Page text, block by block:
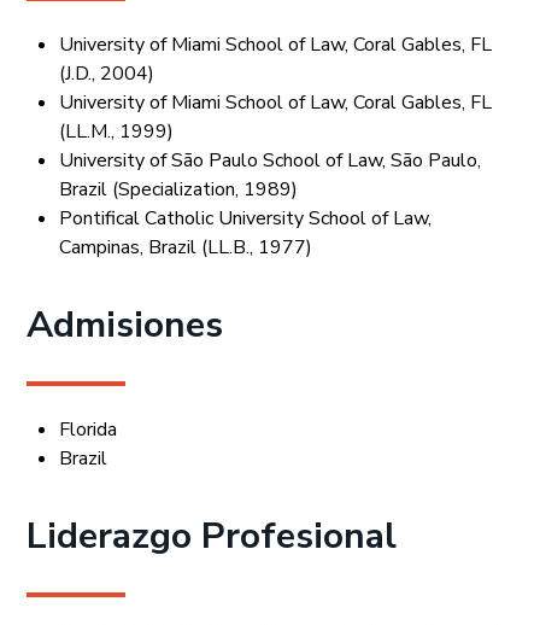
University of Miami School of Law, Coral Gables, FL
(J.D., 2004)
University of Miami School of Law, Coral Gables, FL
(LL.M., 1999)
University of São Paulo School of Law, São Paulo,
Brazil (Specialization, 1989)
Pontifical Catholic University School of Law,
Campinas, Brazil (LL.B., 1977)
Admisiones
Florida
Brazil
Liderazgo Profesional